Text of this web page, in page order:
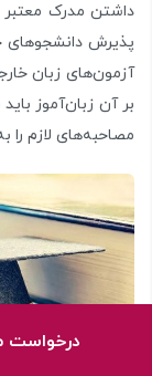
داشتن مدرک معتبر
پذیرش
آزمون‌های زبان
بر آن زبان‌آموز
مصاحبه‌های لازم را
درخواست